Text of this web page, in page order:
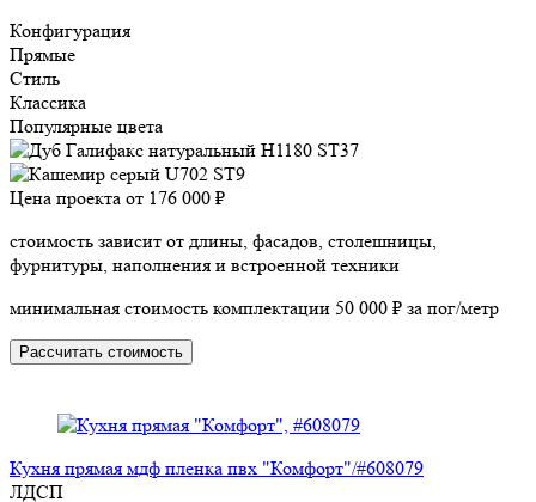
Конфигурация
Прямые
Стиль
Классика
Популярные цвета
Цена проекта от 176 000 ₽
стоимость зависит от длины, фасадов, столешницы,
фурнитуры, наполнения и встроенной техники
минимальная стоимость комплектации 50 000 ₽ за пог/метр
Рассчитать стоимость
Кухня прямая мдф пленка пвх "Комфорт"/#608079
ЛДСП